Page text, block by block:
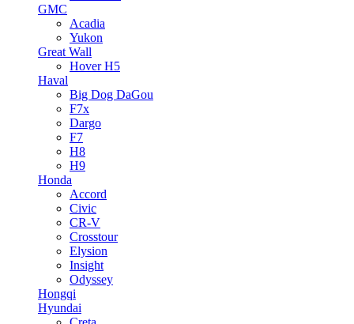
GMC
Acadia
Yukon
Great Wall
Hover H5
Haval
Big Dog DaGou
F7x
Dargo
F7
H8
H9
Honda
Accord
Civic
CR-V
Crosstour
Elysion
Insight
Odyssey
Hongqi
Hyundai